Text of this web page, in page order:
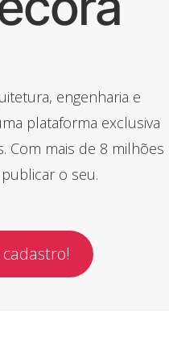
engenharia e
plataforma exclusiva
Com mais de 8 milhões
o seu.
cadastro!